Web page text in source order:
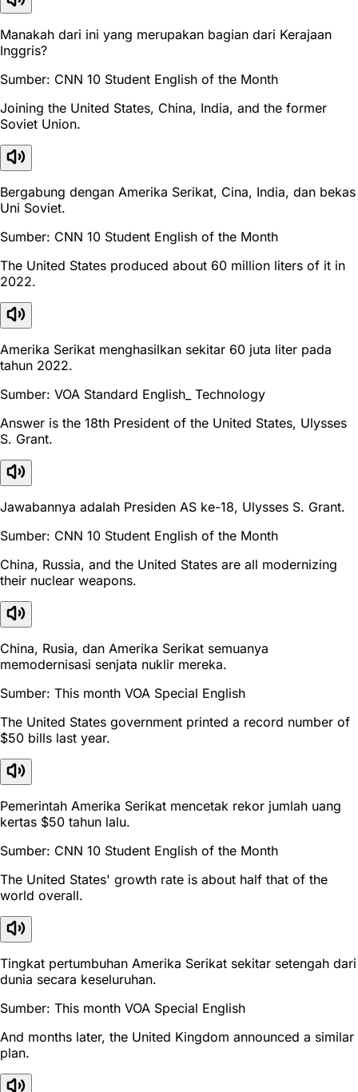
Manakah dari ini yang merupakan bagian dari Kerajaan
Inggris?
Sumber: CNN 10 Student English of the Month
Joining the United States, China, India, and the former
Soviet Union.
Bergabung dengan Amerika Serikat, Cina, India, dan bekas
Uni Soviet.
Sumber: CNN 10 Student English of the Month
The United States produced about 60 million liters of it in
2022.
Amerika Serikat menghasilkan sekitar 60 juta liter pada
tahun 2022.
Sumber: VOA Standard English_ Technology
Answer is the 18th President of the United States, Ulysses
S. Grant.
Jawabannya adalah Presiden AS ke-18, Ulysses S. Grant.
Sumber: CNN 10 Student English of the Month
China, Russia, and the United States are all modernizing
their nuclear weapons.
China, Rusia, dan Amerika Serikat semuanya
memodernisasi senjata nuklir mereka.
Sumber: This month VOA Special English
The United States government printed a record number of
$50 bills last year.
Pemerintah Amerika Serikat mencetak rekor jumlah uang
kertas $50 tahun lalu.
Sumber: CNN 10 Student English of the Month
The United States' growth rate is about half that of the
world overall.
Tingkat pertumbuhan Amerika Serikat sekitar setengah dari
dunia secara keseluruhan.
Sumber: This month VOA Special English
And months later, the United Kingdom announced a similar
plan.